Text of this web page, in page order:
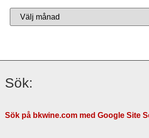
Sök:
Sök på bkwine.com med Google Site